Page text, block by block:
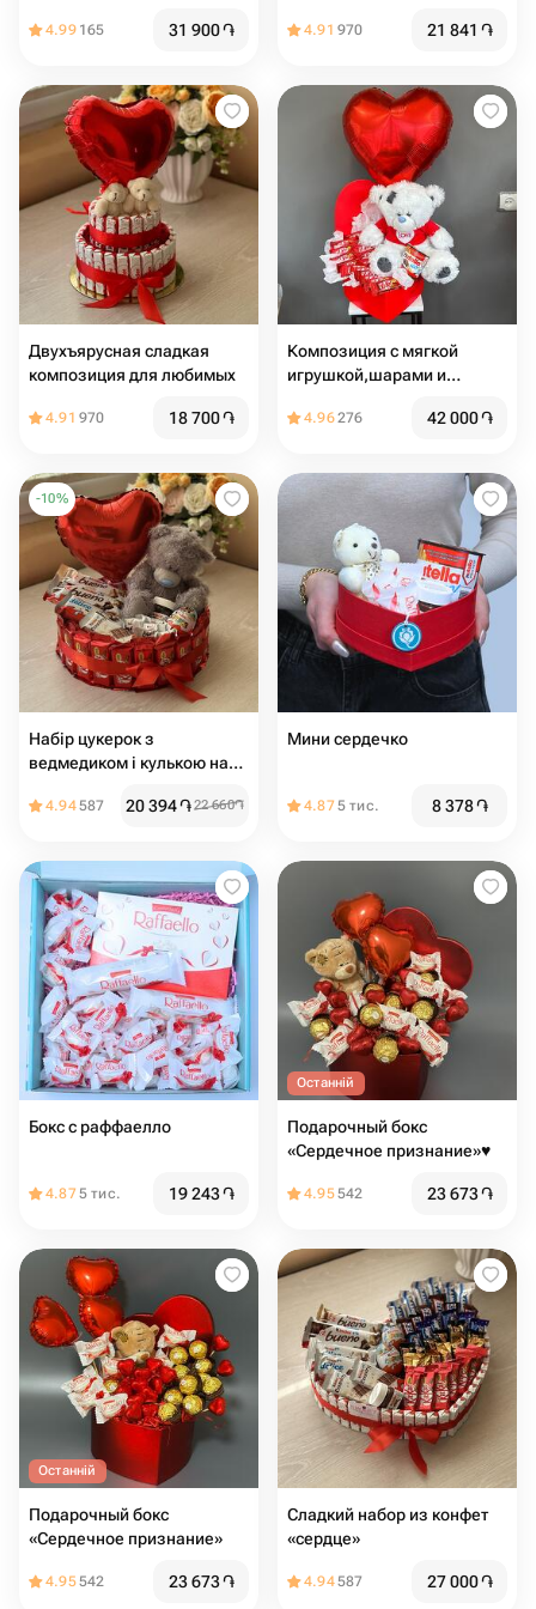
4.99 165 31 900֏ 4.91 970 21 841 ֏
Двухъярусная сладкая
композиция для любимых
4.91 970 18 700֏
Композиция с мягкой
игрушкой,шарами и
4.96276 42 000֏
-10%
Набір цукерок з
ведмедиком і кулькою на
4.94587 20 394֏22 660֏
Мини сердечко
4.875 тис. 8 378֏
Бокс с раффаелло
4.875 тис. 19 243֏
Останній
Подарочный бокс
«Сердечное признание»♥️
4.95542 23 673֏
Останній
Подарочный бокс
«Сердечное признание»
4.95542 23 673֏
Сладкий набор из конфет
«сердце»
4.94587 27 000֏